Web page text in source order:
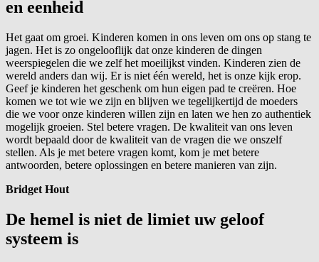
en eenheid
Het gaat om groei. Kinderen komen in ons leven om ons op stang te
jagen. Het is zo ongelooflijk dat onze kinderen de dingen
weerspiegelen die we zelf het moeilijkst vinden. Kinderen zien de
wereld anders dan wij. Er is niet één wereld, het is onze kijk erop.
Geef je kinderen het geschenk om hun eigen pad te creëren. Hoe
komen we tot wie we zijn en blijven we tegelijkertijd de moeders
die we voor onze kinderen willen zijn en laten we hen zo authentiek
mogelijk groeien. Stel betere vragen. De kwaliteit van ons leven
wordt bepaald door de kwaliteit van de vragen die we onszelf
stellen. Als je met betere vragen komt, kom je met betere
antwoorden, betere oplossingen en betere manieren van zijn.
Bridget Hout
De hemel is niet de limiet uw geloof
systeem is